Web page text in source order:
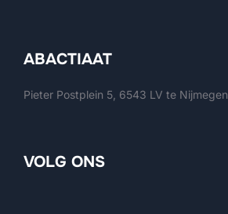
ABACTIAAT
Pieter Postplein 5, 6543 LV te Nijmegen
VOLG ONS